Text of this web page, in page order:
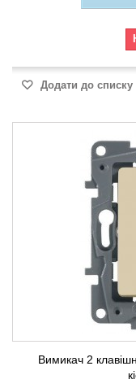
Додати до
Вимикач 2